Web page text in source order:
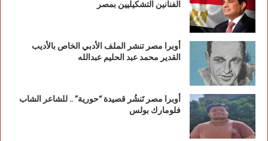
الفنانين التشكيليين بمصر
أوبرا مصر تنشر الملف الأدبي الخاص بالأديب
القدير محمد عبد الحليم عبدالله
أوبرا مصر تَنشُر قصيدة “حورية” .. للشاعر الشاب
فلومارك بولس